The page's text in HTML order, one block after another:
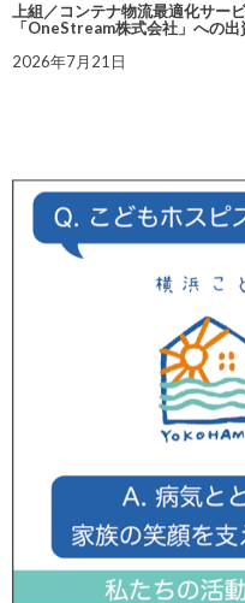
上組／コンテナ物流最適化サー
「OneStream株式会社」への
2026年7月21日